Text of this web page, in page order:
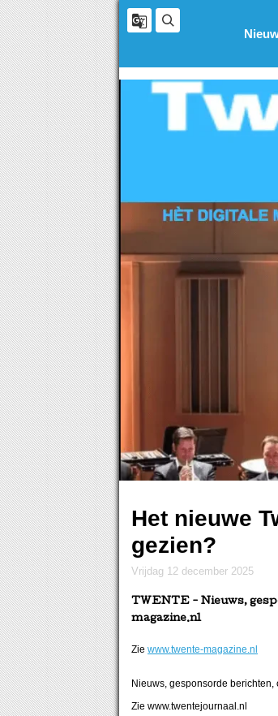
Het nieuwe
gezien?
vrijdag 12 december 2025
TWENTE - Nieuws,
magazine.nl
Zie www.twente-magazine.nl
Nieuws, gesponsorde
Zie www.twentejournaal.nl